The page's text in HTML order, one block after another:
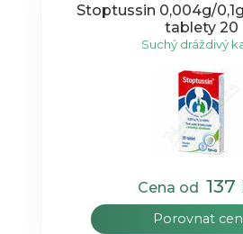
Stoptussin 0,004g/
tablety 20
Suchý dráždivý
Cena od 137
Porovnat